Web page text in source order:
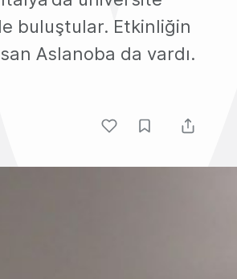
buluştular. Etkinliğin
Aslanoba da vardı.